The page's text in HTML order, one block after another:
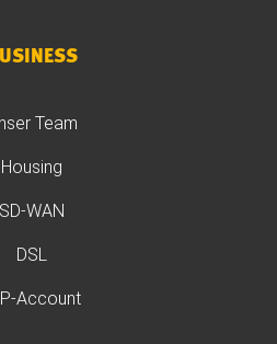
Team
Housing
SD-WAN
DSL
Account